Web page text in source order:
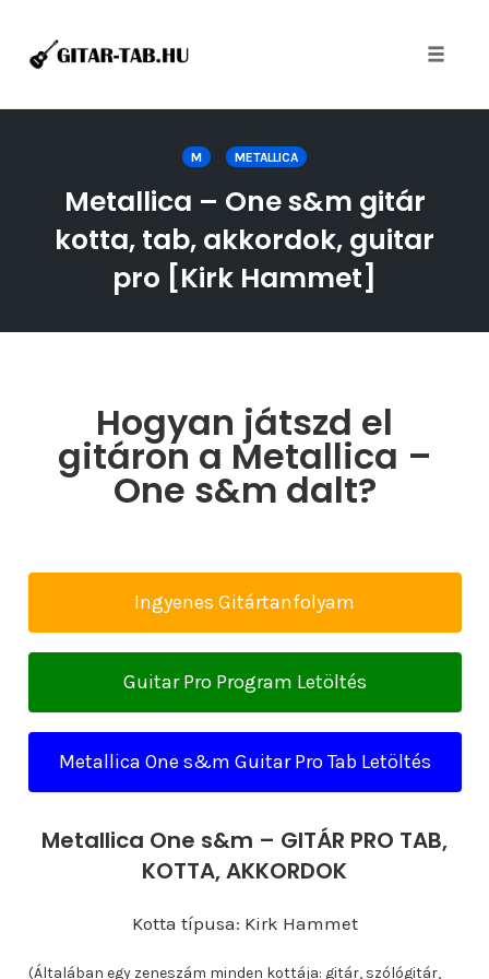
M METALLICA
Metallica – One s&m gitár
kotta, tab, akkordok, guitar
pro [Kirk Hammet]
Hogyan játszd el
gitáron a Metallica –
One s&m dalt?
Ingyenes Gitártanfolyam
Guitar Pro Program Letöltés
Metallica One s&m Guitar Pro Tab Letöltés
Metallica One s&m – GITÁR PRO TAB,
KOTTA, AKKORDOK
Kotta típusa: Kirk Hammet
(Általában egy zeneszám minden kottája: gitár, szólógitár,